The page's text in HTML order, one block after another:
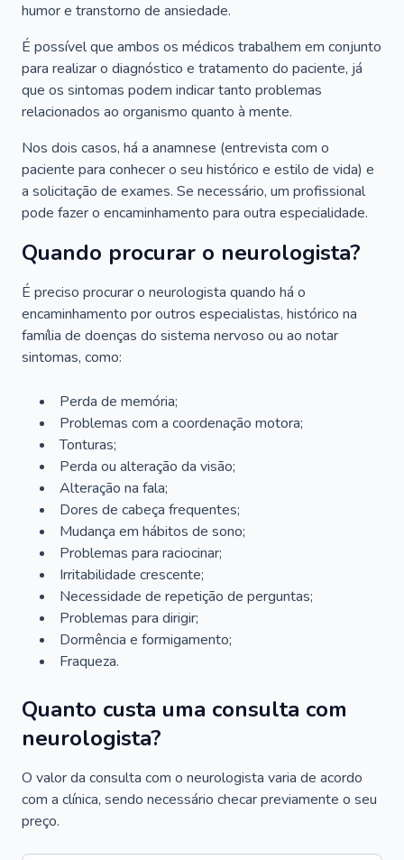
humor e transtorno de ansiedade.
É possível que ambos os médicos trabalhem em conjunto
para realizar o diagnóstico e tratamento do paciente, já
que os sintomas podem indicar tanto problemas
relacionados ao organismo quanto à mente.
Nos dois casos, há a anamnese (entrevista com o
paciente para conhecer o seu histórico e estilo de vida) e
a solicitação de exames. Se necessário, um profissional
pode fazer o encaminhamento para outra especialidade.
Quando procurar o neurologista?
É preciso procurar o neurologista quando há o
encaminhamento por outros especialistas, histórico na
família de doenças do sistema nervoso ou ao notar
sintomas, como:
Perda de memória;
Problemas com a coordenação motora;
Tonturas;
Perda ou alteração da visão;
Alteração na fala;
Dores de cabeça frequentes;
Mudança em hábitos de sono;
Problemas para raciocinar;
Irritabilidade crescente;
Necessidade de repetição de perguntas;
Problemas para dirigir;
Dormência e formigamento;
Fraqueza.
Quanto custa uma consulta com
neurologista?
O valor da consulta com o neurologista varia de acordo
com a clínica, sendo necessário checar previamente o seu
preço.